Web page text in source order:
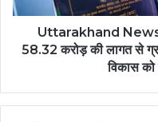
Uttarakhand News:
58.32 करोड़ की लागत से
विकास